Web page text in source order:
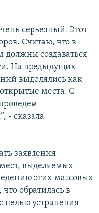
серьезный. Этот
Считаю, что в
создаваться
На предыдущих
выделялись как
места. С
- сказала
заявления
выделяемых
этих массовых
обратилась в
целью устранения